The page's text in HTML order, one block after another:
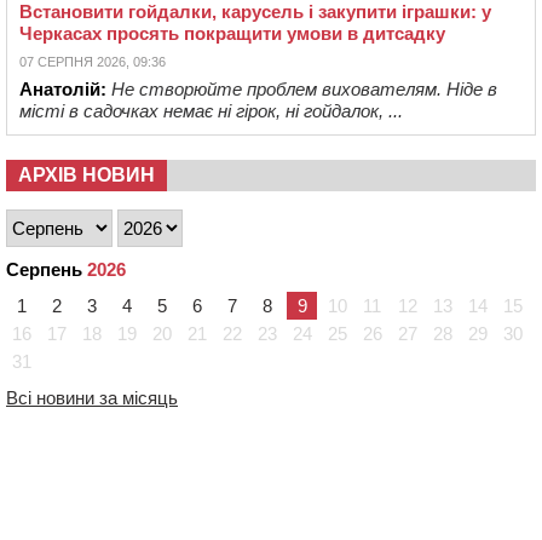
Встановити гойдалки, карусель і закупити іграшки: у
Черкасах просять покращити умови в дитсадку
07 СЕРПНЯ 2026, 09:36
Анатолій: Не створюйте проблем вихователям. Ніде в
місті в садочках немає ні гірок, ні гойдалок, ...
АРХІВ НОВИН
Серпень 2026
1
2 3 4 5 6 7 8 9 10 11 12 13 14
15
16
17 18 19 20 21 22 23 24 25 26 27 28 29
30
31
Всі новини за місяць